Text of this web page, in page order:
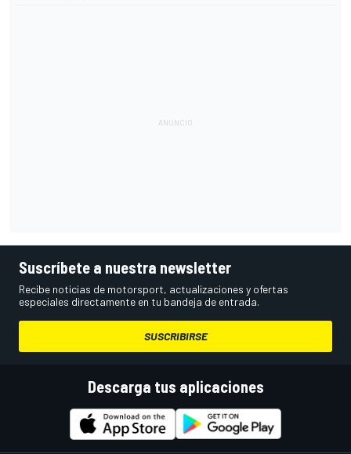
Suscríbete a nuestra newsletter
Recibe noticias de motorsport, actualizaciones y ofertas
especiales directamente en tu bandeja de entrada.
SUSCRIBIRSE
Descarga tus aplicaciones